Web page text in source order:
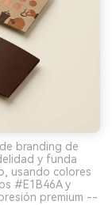
branding de
y funda
usando colores
#E1B46A y
premium --